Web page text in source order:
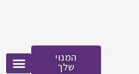
המנוי
שלך